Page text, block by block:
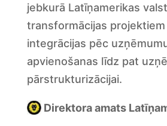
jebkurā Latīņamerikas
transformācijas projektiem
integrācijas pēc
apvienošanas līdz pat
pārstrukturizācijai.
Direktora amats